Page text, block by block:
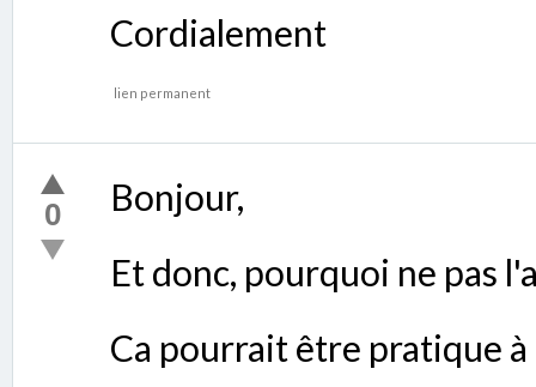
Cordialement
lien permanent
0
Bonjour,
Et donc, pourquoi ne pas
Ca pourrait être pratique